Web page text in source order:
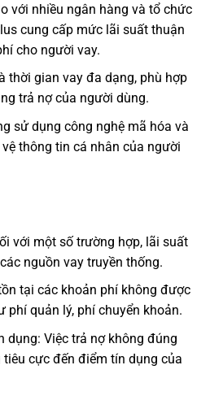
với nhiều ngân hàng và tổ chức
cung cấp mức lãi suất thuận
cho người vay.
thời gian vay đa dạng, phù hợp
trả nợ của người dùng.
sử dụng công nghệ mã hóa và
thông tin cá nhân của người
với một số trường hợp, lãi suất
nguồn vay truyền thống.
tại các khoản phí không được
phí quản lý, phí chuyển khoản.
dụng: Việc trả nợ không đúng
cực đến điểm tín dụng của